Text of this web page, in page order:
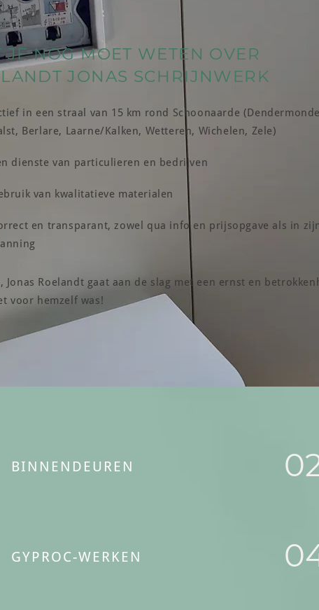
JE NOG MOET WETEN OVER
JONAS SCHRIJNWERK
in een straal van 15 km rond Schoonaarde
Berlare, Laarne/Kalken, Wetteren, Wichelen, Zele)
dienste van particulieren en bedrijven
van kwalitatieve materialen
en transparant, zowel qua info en prijsopgave als in
Jonas Roelandt gaat aan de slag met een ernst en
voor hemzelf was!
BINNENDEUREN
GYPROC-WERKEN